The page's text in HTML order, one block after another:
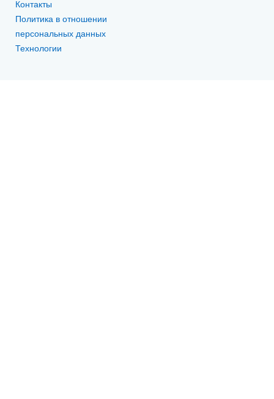
Контакты
Политика в отношении
персональных данных
Технологии